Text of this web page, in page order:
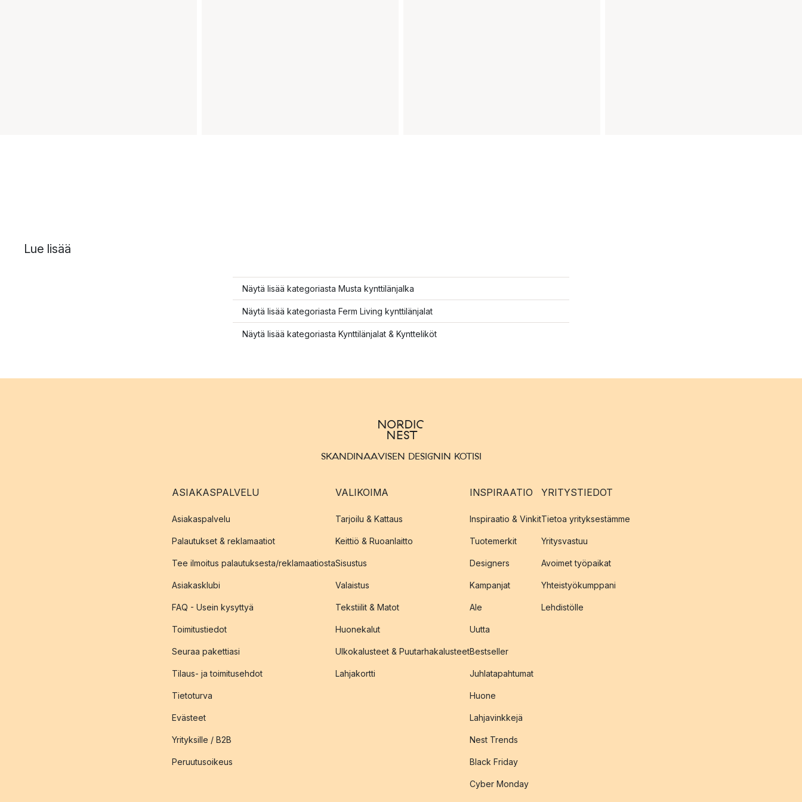
Lue lisää
Näytä lisää kategoriasta Musta kynttilänjalka
Näytä lisää kategoriasta Ferm Living kynttilänjalat
Näytä lisää kategoriasta Kynttilänjalat & Kyntteliköt
SKANDINAAVISEN DESIGNIN KOTISI
ASIAKASPALVELU
Asiakaspalvelu
Palautukset & reklamaatiot
Tee ilmoitus palautuksesta/reklamaatiosta
Asiakasklubi
FAQ - Usein kysyttyä
Toimitustiedot
Seuraa pakettiasi
Tilaus- ja toimitusehdot
Tietoturva
Evästeet
Yrityksille / B2B
Peruutusoikeus
VALIKOIMA
Tarjoilu & Kattaus
Keittiö & Ruoanlaitto
Sisustus
Valaistus
Tekstiilit & Matot
Huonekalut
Ulkokalusteet & Puutarhakalusteet
Lahjakortti
INSPIRAATIO
Inspiraatio & Vinkit
Tuotemerkit
Designers
Kampanjat
Ale
Uutta
Bestseller
Juhlatapahtumat
Huone
Lahjavinkkejä
Nest Trends
Black Friday
Cyber Monday
YRITYSTIEDOT
Tietoa yrityksestämme
Yritysvastuu
Avoimet työpaikat
Yhteistyökumppani
Lehdistölle